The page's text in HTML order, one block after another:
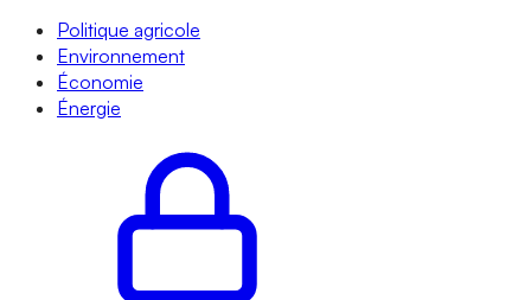
Politique agricole
Environnement
Économie
Énergie